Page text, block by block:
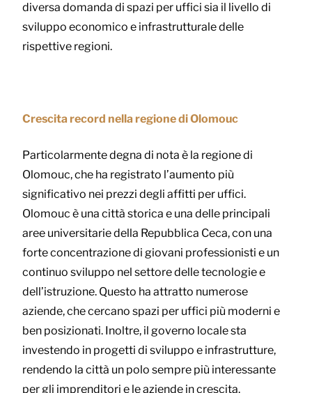
diversa domanda di spazi per uffici sia il livello di
sviluppo economico e infrastrutturale delle
rispettive regioni.
Crescita record nella regione di Olomouc
Particolarmente degna di nota è la regione di
Olomouc, che ha registrato l’aumento più
significativo nei prezzi degli affitti per uffici.
Olomouc è una città storica e una delle principali
aree universitarie della Repubblica Ceca, con una
forte concentrazione di giovani professionisti e un
continuo sviluppo nel settore delle tecnologie e
dell’istruzione. Questo ha attratto numerose
aziende, che cercano spazi per uffici più moderni e
ben posizionati. Inoltre, il governo locale sta
investendo in progetti di sviluppo e infrastrutture,
rendendo la città un polo sempre più interessante
per gli imprenditori e le aziende in crescita.